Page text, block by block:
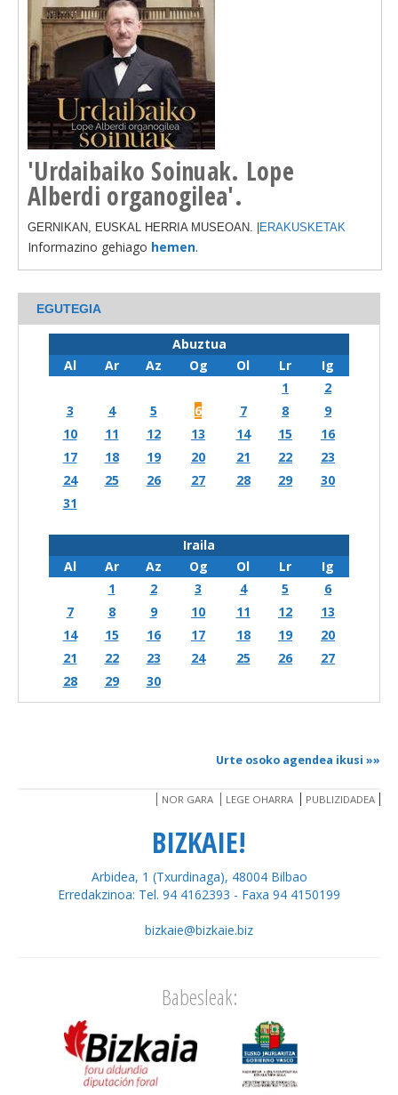
'Urdaibaiko Soinuak. Lope
Alberdi organogilea'.
GERNIKAN, EUSKAL HERRIA MUSEOAN. | ERAKUSKETAK
Informazino gehiago hemen.
EGUTEGIA
Abuztua
Al
Ar Az Og Ol Lr
Ig
1
2
3
4 5 6 7 8
9
10
11 12 13 14 15
16
17
18 19 20 21 22
23
24
25 26 27 28 29
30
31
Iraila
Al
Ar Az Og Ol Lr
Ig
1
2 3 4 5
6
7
8 9 10 11 12
13
14
15 16 17 18 19
20
21
22 23 24 25 26
27
28
29 30
Urte osoko agendea ikusi »»
NOR GARA LEGE OHARRA PUBLIZIDADEA
BIZKAIE!
Arbidea, 1 (Txurdinaga), 48004 Bilbao
Erredakzinoa: Tel. 94 4162393 - Faxa 94 4150199
bizkaie@bizkaie.biz
Babesleak: